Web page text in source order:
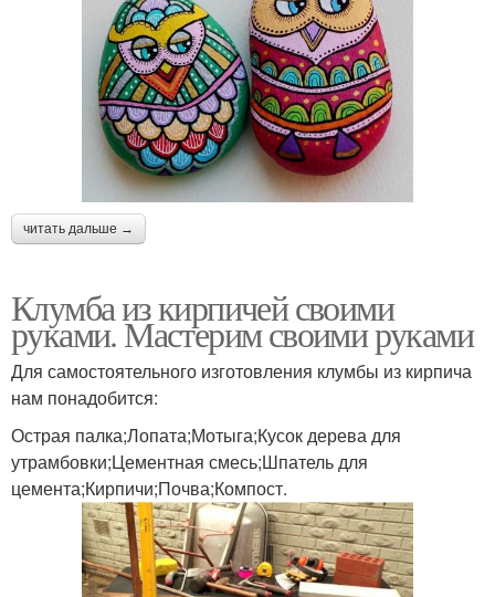
читать дальше →
Клумба из кирпичей своими
руками. Мастерим своими руками
Для самостоятельного изготовления клумбы из кирпича
нам понадобится:
Острая палка;Лопата;Мотыга;Кусок дерева для
утрамбовки;Цементная смесь;Шпатель для
цемента;Кирпичи;Почва;Компост.